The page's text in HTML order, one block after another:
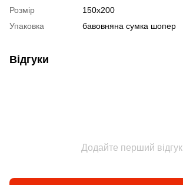
Розмір
150х200
Упаковка
бавовняна сумка шопер
Відгуки
Додайте перший відгук